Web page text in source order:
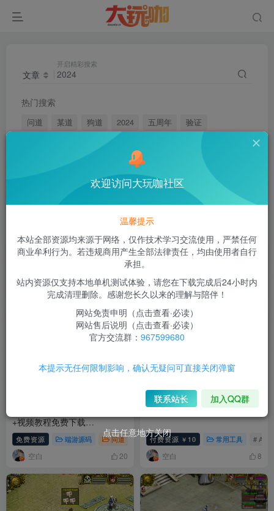
文章
开启精彩搜索
热门搜索
问道 某道 狗道 2024 五周年
验证
添加
数据库密码
个文章
文章 用户 版块 帖子 商品
排序 最新 热门 点赞 评论 收藏 销量
+视频教程免费下载
【2024/7/30更新】
免费资源 端游源码 问道 # 问道
空白 20
Cs6-2024-Adobe全家桶下载
付费资源 ￥ 10 常用工具 #
空白 8
点击任意地方关闭
欢迎访问大玩咖社区
温馨提示
本站全部资源均来源于网络，仅作技术学习交流使用，严禁任何
商业牟利行为。若违规商用产生全部法律责任，均由使用者自行
承担。
站内资源仅支持本地单机测试体验，请您在下载完成后24小时内
完成清理删除。感谢您长久以来的理解与陪伴！
网站免责申明（点击查看·必读）
网站售后说明（点击查看·必读）
官方交流群： 967599680
本提示无任何限制影响，确认无疑问可直接关闭弹窗
联系站长 加入QQ群